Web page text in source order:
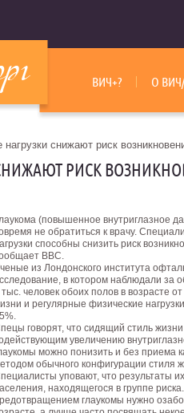
ВИЧ+? О
нагрузки снижают риск
РИСК
(повышенное внутриглазное
не обратиться к врачу.
способны снизить риск
ВВС.
из Лондонского института
в котором наблюдали за
человек обоих полов в возрасте
и регулярные физические
говорят, что сидящий стиль
увеличению
можно понизить и без приема
обычного конфигурации стиля
уповают, что результаты
находящегося в группе
глаукомы нужно